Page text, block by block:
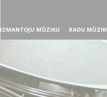
IZMANTOJU MŪZIKU RADU